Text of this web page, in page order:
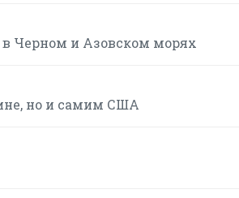
в Черном и Азовском морях
но и самим США